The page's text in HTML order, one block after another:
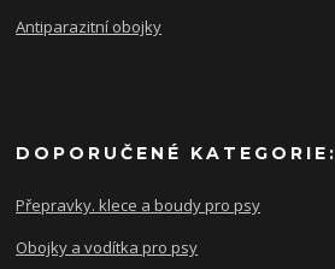
Antiparazitní obojky
DOPORUČENÉ KATEGORIE:
Přepravky. klece a boudy pro psy
Obojky a vodítka pro psy